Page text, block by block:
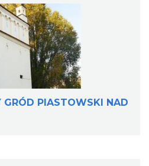
GRÓD PIASTOWSKI NAD